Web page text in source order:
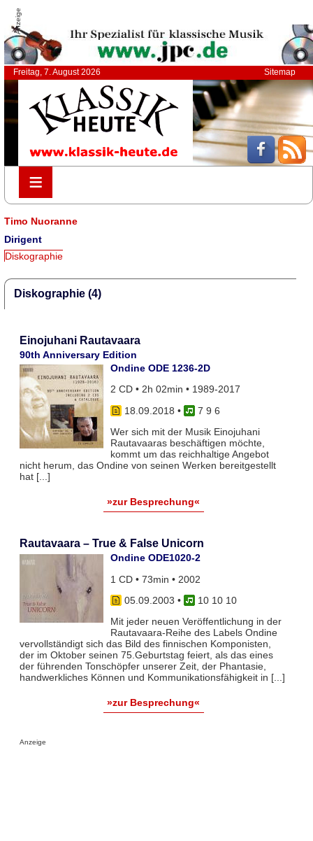
Anzeige
Freitag, 7. August 2026 Sitemap
≡
≡
Timo Nuoranne
Dirigent
Diskographie
Diskographie (4)
Einojuhani Rautavaara
90th Anniversary Edition
Ondine ODE 1236-2D
2 CD • 2h 02min • 1989-2017
18.09.2018 •
7 9 6
Wer sich mit der Musik Einojuhani
Rautavaaras beschäftigen möchte,
kommt um das reichhaltige Angebot
nicht herum, das Ondine von seinen Werken bereitgestellt
hat [...]
»zur Besprechung«
Rautavaara – True & False Unicorn
Ondine ODE1020-2
1 CD • 73min • 2002
05.09.2003 •
10 10 10
Mit jeder neuen Veröffentlichung in der
Rautavaara-Reihe des Labels Ondine
vervollständigt sich das Bild des finnischen Komponisten,
der im Oktober seinen 75.Geburtstag feiert, als das eines
der führenden Tonschöpfer unserer Zeit, der Phantasie,
handwerkliches Können und Kommunikationsfähigkeit in [...]
»zur Besprechung«
Anzeige